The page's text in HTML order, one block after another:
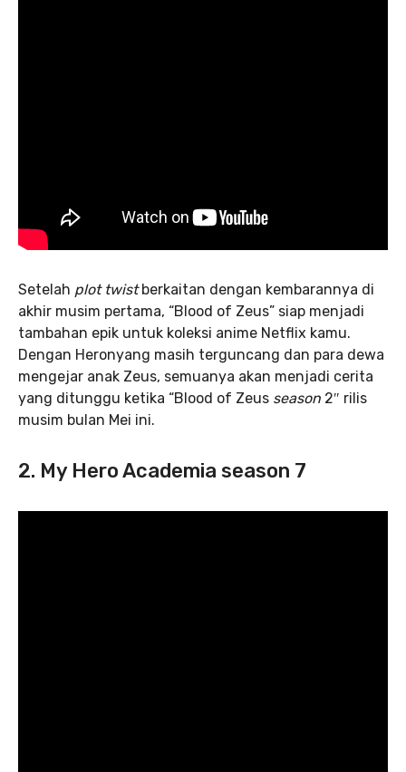
Setelah plot twistberkaitan dengan kembarannya di
akhir musim pertama, “Blood of Zeus” siap menjadi
tambahan epik untuk koleksi anime Netflix kamu.
Dengan Heronyang masih terguncang dan para dewa
mengejar anak Zeus, semuanya akan menjadi cerita
yang ditunggu ketika “Blood of Zeus season 2″ rilis
musim bulan Mei ini.
2. My Hero Academia season 7